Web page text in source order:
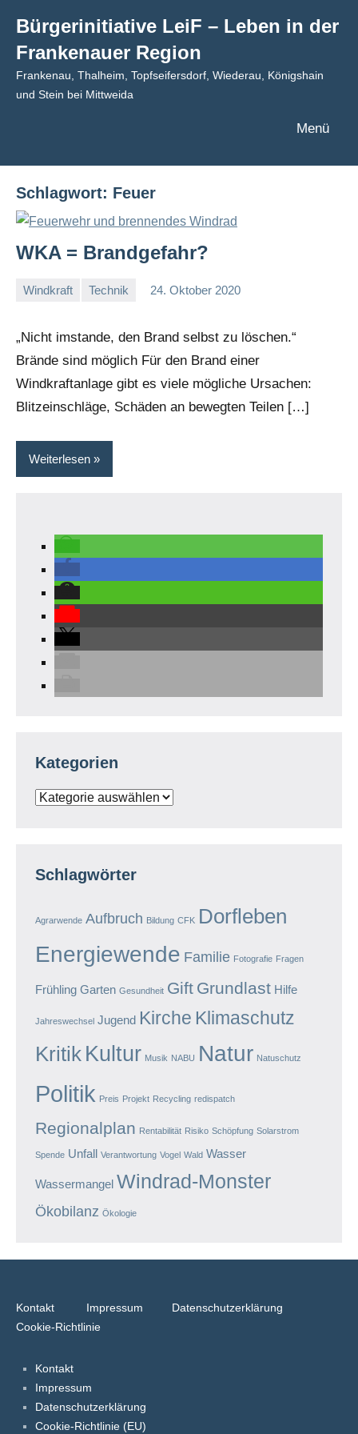
Inhalt
springen
Bürgerinitiative LeiF – Leben in der
Frankenauer Region
Frankenau, Thalheim, Topfseifersdorf, Wiederau, Königshain
und Stein bei Mittweida
Menü
Schlagwort: Feuer
WKA = Brandgefahr?
Windkraft Technik 24. Oktober 2020
„Nicht imstande, den Brand selbst zu löschen.“
Brände sind möglich Für den Brand einer
Windkraftanlage gibt es viele mögliche Ursachen:
Blitzeinschläge, Schäden an bewegten Teilen […]
Weiterlesen
Kategorien
Kategorien
Schlagwörter
Agrarwende Aufbruch Bildung CFK Dorfleben
Energiewende Familie Fotografie Fragen
Frühling Garten Gesundheit Gift Grundlast Hilfe
Jahreswechsel Jugend Kirche Klimaschutz
Kritik Kultur Musik NABU Natur Natuschutz
Politik Preis Projekt Recycling redispatch
Regionalplan Rentabilität Risiko Schöpfung Solarstrom
Spende Unfall Verantwortung Vogel Wald Wasser
Wassermangel Windrad-Monster
Ökobilanz Ökologie
Kontakt Impressum
Datenschutzerklärung
Cookie-Richtlinie
Kontakt
Impressum
Datenschutzerklärung
Cookie-Richtlinie (EU)